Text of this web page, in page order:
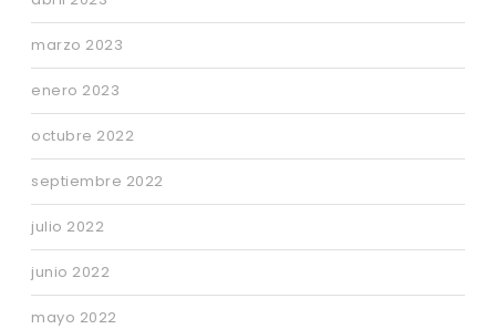
marzo 2023
enero 2023
octubre 2022
septiembre 2022
julio 2022
junio 2022
mayo 2022